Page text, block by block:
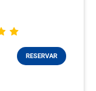
RESERVAR